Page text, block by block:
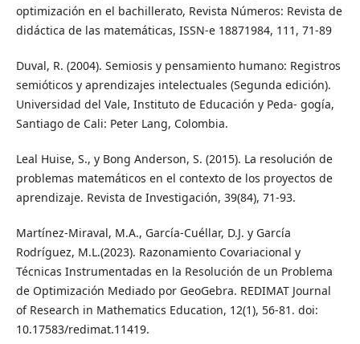
optimización en el bachillerato, Revista Números: Revista de
didáctica de las matemáticas, ISSN-e 18871984, 111, 71-89
Duval, R. (2004). Semiosis y pensamiento humano: Registros
semióticos y aprendizajes intelectuales (Segunda edición).
Universidad del Vale, Instituto de Educación y Peda- gogía,
Santiago de Cali: Peter Lang, Colombia.
Leal Huise, S., y Bong Anderson, S. (2015). La resolución de
problemas matemáticos en el contexto de los proyectos de
aprendizaje. Revista de Investigación, 39(84), 71-93.
Martínez-Miraval, M.A., García-Cuéllar, D.J. y García
Rodríguez, M.L.(2023). Razonamiento Covariacional y
Técnicas Instrumentadas en la Resolución de un Problema
de Optimización Mediado por GeoGebra. REDIMAT Journal
of Research in Mathematics Education, 12(1), 56-81. doi:
10.17583/redimat.11419.